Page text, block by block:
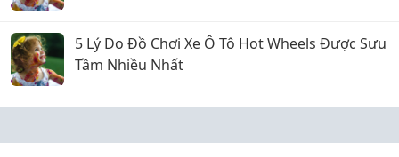
5 Lý Do Đồ Chơi Xe Ô Tô Hot Wheels Được Sưu
Tầm Nhiều Nhất